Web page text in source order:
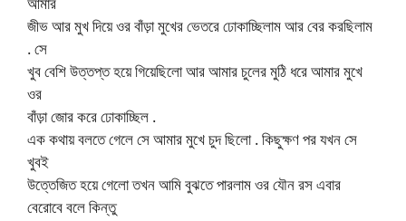
জীভ আর মুখ দিয়ে ওর বাঁড়া মুখের ভেতরে ঢোকাচ্ছিলাম আর বের করছিলাম
. সে
খুব বেশি উত্তপ্ত হয়ে গিয়েছিলো আর আমার চুলের মুঠি ধরে আমার মুখে
ওর
বাঁড়া জোর করে ঢোকাচ্ছিল .
এক কথায় বলতে গেলে সে আমার মুখে চুদ ছিলো . কিছুক্ষণ পর যখন সে
খুবই
উত্তেজিত হয়ে গেলো তখন আমি বুঝতে পারলাম ওর যৌন রস এবার
বেরোবে বলে কিন্তু